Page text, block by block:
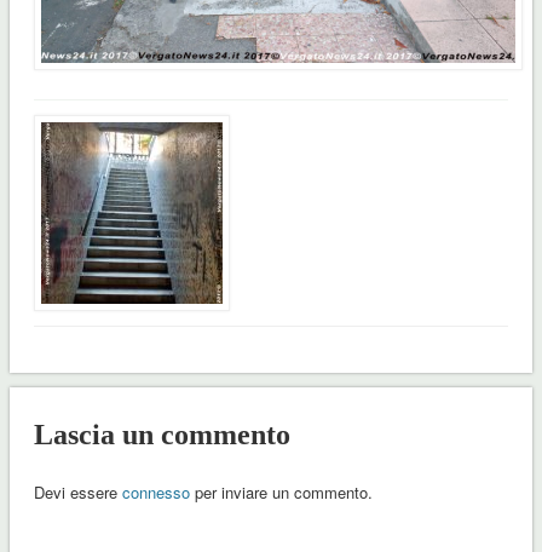
Lascia un commento
Devi essere connessoper inviare un commento.